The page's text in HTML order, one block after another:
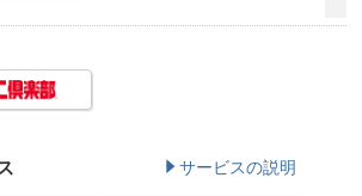
サービスの説明